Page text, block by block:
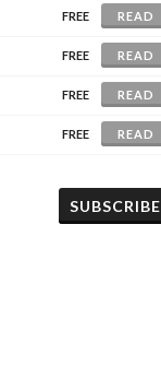
FREE READ
FREE READ
FREE READ
FREE READ
SUBSCRIBE